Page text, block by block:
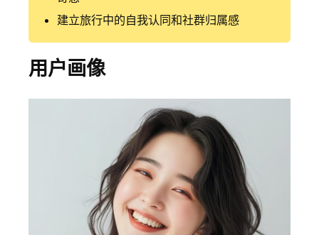
建立旅行中的自我认同和社群归属感
用户画像